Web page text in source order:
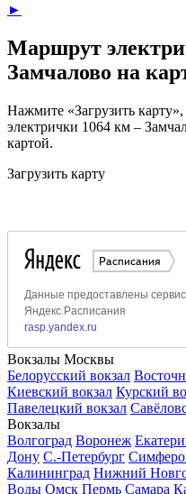
►
Маршрут
Замчалово на
Нажмите «Загрузить
электрички 1064 км –
картой.
Загрузить карту
Вокзалы Москвы
Белорусский вокзал
Киевский вокзал Курский
Павелецкий вокзал
Вокзалы
Волгоград Воронеж
Дону С.-Петербург
Калининград Нижний
Воды Омск Пермь Самара